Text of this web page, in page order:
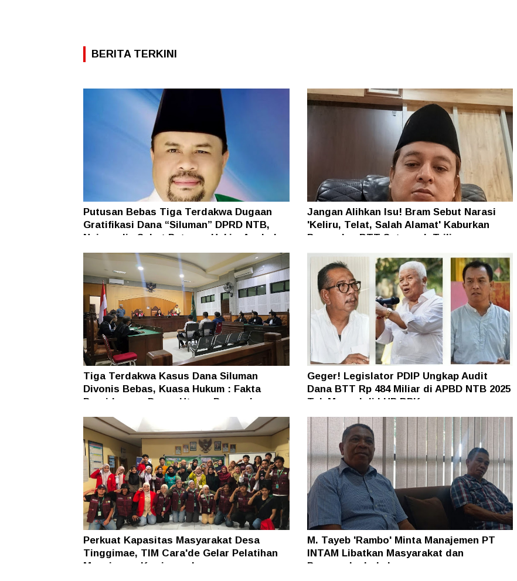
BERITA TERKINI
Putusan Bebas Tiga Terdakwa Dugaan
Gratifikasi Dana “Siluman” DPRD NTB,
Najamudin Sebut Putusan Hakim Aneh dan
Ganjil
Jangan Alihkan Isu! Bram Sebut Narasi
'Keliru, Telat, Salah Alamat' Kaburkan
Persoalan BTT Setengah Triliun
Tiga Terdakwa Kasus Dana Siluman
Divonis Bebas, Kuasa Hukum : Fakta
Persidangan Dasar Utama Penegakan
Hukum
Geger! Legislator PDIP Ungkap Audit
Dana BTT Rp 484 Miliar di APBD NTB 2025
Tak Muncul di LHP BPK
Perkuat Kapasitas Masyarakat Desa
Tinggimae, TIM Cara'de Gelar Pelatihan
Manajemen Kewirausahaan
M. Tayeb 'Rambo' Minta Manajemen PT
INTAM Libatkan Masyarakat dan
Pengusaha Lokal